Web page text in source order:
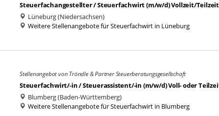
Steuerfachangestellter / Steuerfachwirt (m/w/d) Vollzeit/Teilzeit
Lüneburg (Niedersachsen)
Weitere Stellenangebote für Steuerfachwirt in Lüneburg
Stellenangebot von Tröndle & Partner Steuerberatungsgesellschaft
Steuerfachwirt/-in / Steuerassistent/-in (m/w/d) Voll- oder
Blumberg (Baden-Württemberg)
Weitere Stellenangebote für Steuerfachwirt in Blumberg